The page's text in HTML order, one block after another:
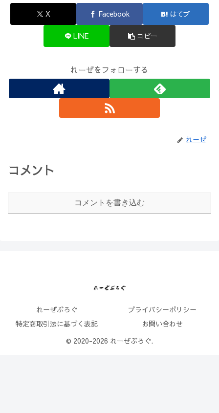
X Facebook はてブ
LINE コピー
れーぜをフォローする
れーぜ
コメント
コメントを書き込む
れーぜぶろぐ
プライバシーポリシー
特定商取引法に基づく表記
お問い合わせ
© 2020-2026 れーぜぶろぐ.